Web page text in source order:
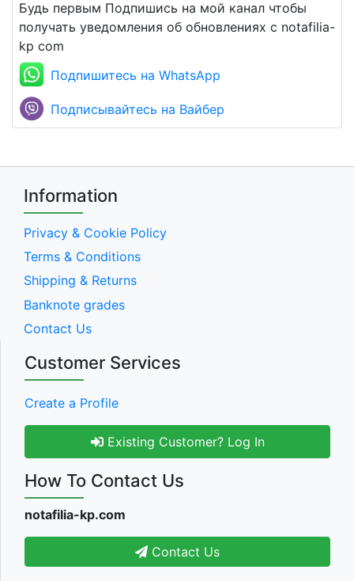
Будь первым Подпишись на мой канал чтобы
получать уведомления об обновлениях с notafilia-
kp com
Подпишитесь на WhatsApp
Подписывайтесь на Вайбер
Information
Privacy & Cookie Policy
Terms & Conditions
Shipping & Returns
Banknote grades
Contact Us
Customer Services
Create a Profile
Existing Customer? Log In
How To Contact Us
notafilia-kp.com
Contact Us